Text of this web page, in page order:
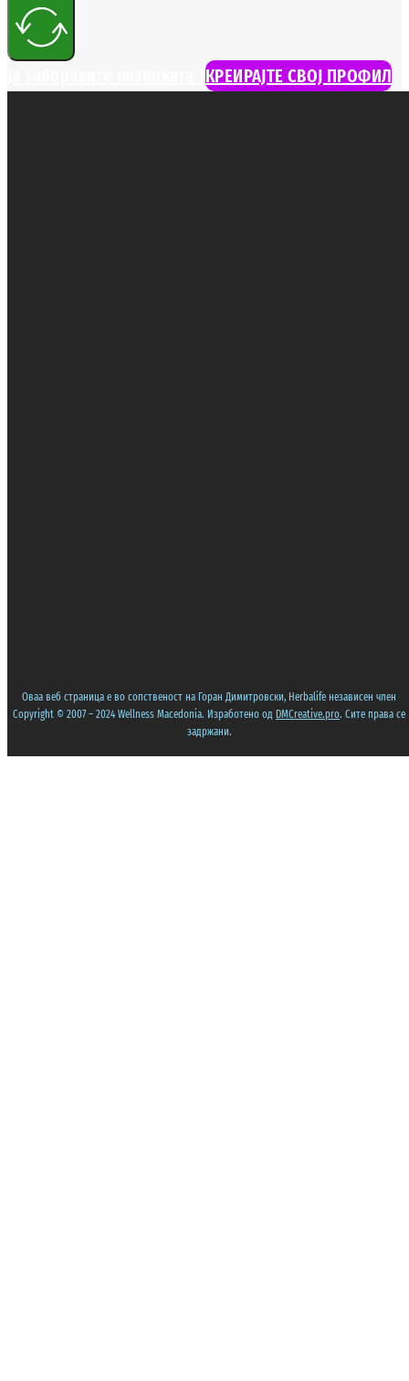
КРЕИРАЈТЕ СВОЈ ПРОФИЛ
Оваа веб страница е во сопственост на Горан Димитровски, Herbalife независен член
Copyright © 2007 – 2024 Wellness Macedonia. Изработено од DMCreative.pro. Сите права се
задржани.